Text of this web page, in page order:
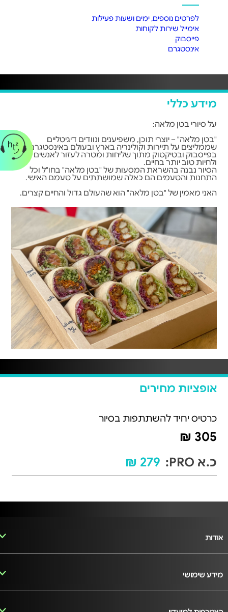
לפרטים נוספים, ימים ושעות פעילות
אימייל שירות לקוחות
פייסבוק
אינסטגרם
מידע כללי
על סיורי בטן מלאה:
"בטן מלאה" – יוצרי תוכן, משפיענים ונוודים דיגיטליים
שממליצים על תיירות וקולינריה בארץ ובעולם באינסטגרם,
בפייסבוק ובטיקטוק מתוך שליחות ומטרה לעזור לאנשים לאכול
ולחיות טוב יותר בחיים.
הסיור נבנה בהשראת המסעות של "בטן מלאה" בחו"ל וכל
התחנות והטעמים הם כאלה שמושתתים על טעמם האישי.
האני מאמין של "בטן מלאה" הוא שהעולם גדול והחיים קצרים.
אופציות מחירים
כרטיס יחיד להשתתפות בסיור
305 ₪
כ.א PRO:
279 ₪
אודות
מידע שימושי